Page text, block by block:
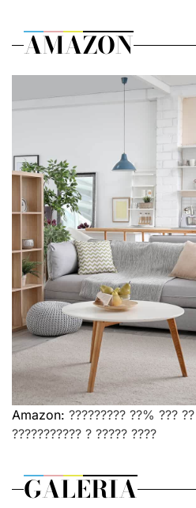
AMAZON
Amazon: ????????? ??% ???
??????????? ? ????? ????
GALERIA